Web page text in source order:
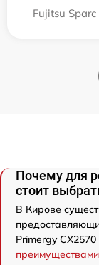
Fujitsu
Почему для
стоит
В Кирове
Primergy
преимуществами